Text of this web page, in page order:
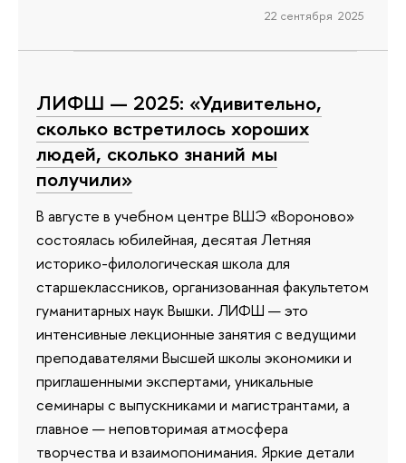
22 сентября 2025
ЛИФШ — 2025: «Удивительно,
сколько встретилось хороших
людей, сколько знаний мы
получили»
В августе в учебном центре ВШЭ «Вороново»
состоялась юбилейная, десятая Летняя
историко-филологическая школа для
старшеклассников, организованная факультетом
гуманитарных наук Вышки. ЛИФШ — это
интенсивные лекционные занятия с ведущими
преподавателями Высшей школы экономики и
приглашенными экспертами, уникальные
семинары с выпускниками и магистрантами, а
главное — неповторимая атмосфера
творчества и взаимопонимания. Яркие детали